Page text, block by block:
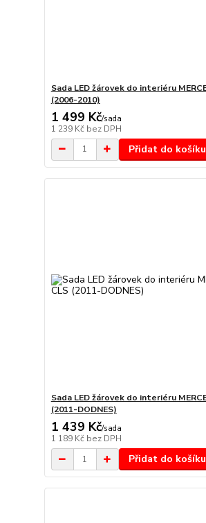
Sada LED žárovek do interiéru
(2006-2010)
1 499 Kč/sada
1 239 Kč bez DPH
Přidat do košíku
Sada LED žárovek do interiéru
(2011-DODNES)
1 439 Kč/sada
1 189 Kč bez DPH
Přidat do košíku